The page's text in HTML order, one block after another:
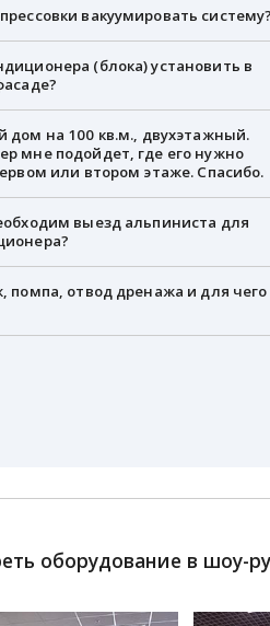
вакуумировать систему?
(блока) установить в
дом на 100 кв.м., двухэтажный.
мне подойдет, где его нужно
или втором этаже. Спасибо.
выезд альпиниста для
помпа, отвод дренажа и для чего
оборудование в шоу-